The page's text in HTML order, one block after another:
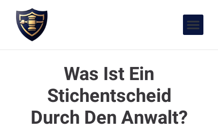
Was Ist Ein
Stichentscheid
Durch Den Anwalt?